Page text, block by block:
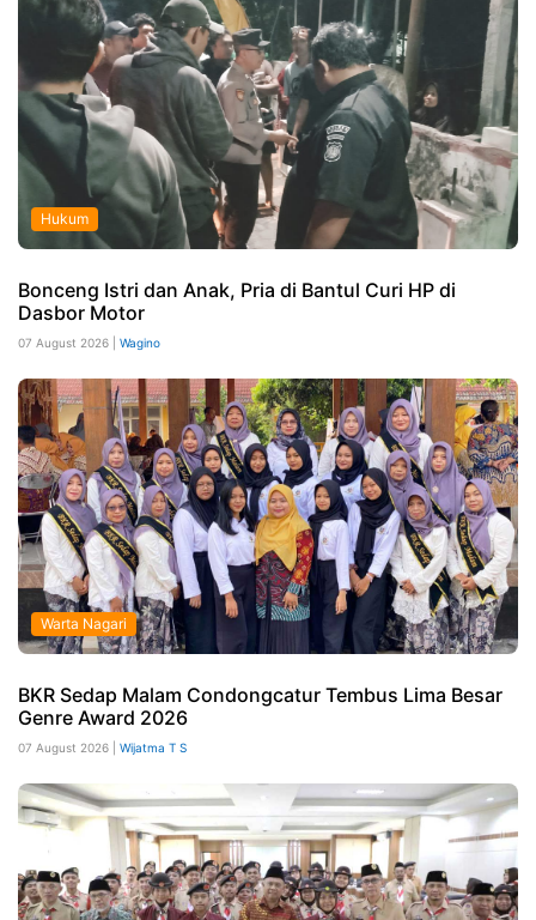
Hukum
Bonceng Istri dan Anak, Pria di Bantul Curi HP di
Dasbor Motor
07 August 2026 | Wagino
Warta Nagari
BKR Sedap Malam Condongcatur Tembus Lima Besar
Genre Award 2026
07 August 2026 | Wijatma T S